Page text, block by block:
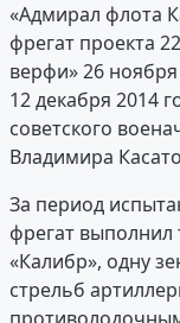
«Адмирал флота
фрегат проекта
верфи» 26 ноября
12 декабря 2014
советского
Владимира
За период
фрегат
«Калибр», одну
стрельб